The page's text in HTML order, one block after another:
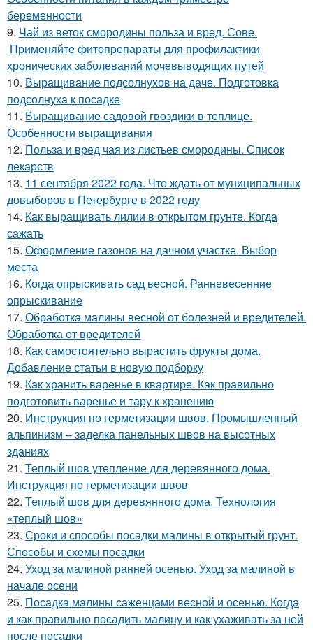
беременности
9. Чай из веток смородины польза и вред. Сове.
Применяйте фитопрепараты для профилактики
хронических заболеваний мочевыводящих путей
10. Выращивание подсолнухов на даче. Подготовка
подсолнуха к посадке
11. Выращивание садовой гвоздики в теплице.
Особенности выращивания
12. Польза и вред чая из листьев смородины. Список
лекарств
13. 11 сентября 2022 года. Что ждать от муниципальных
довыборов в Петербурге в 2022 году
14. Как выращивать лилии в открытом грунте. Когда
сажать
15. Оформление газонов на дачном участке. Выбор
места
16. Когда опрыскивать сад весной. Ранневесенние
опрыскивание
17. Обработка малины весной от болезней и вредителей.
Обработка от вредителей
18. Как самостоятельно вырастить фрукты дома.
Добавление статьи в новую подборку
19. Как хранить варенье в квартире. Как правильно
подготовить варенье и тару к хранению
20. Инструкция по герметизации швов. Промышленный
альпинизм – заделка панельных швов на высотных
зданиях
21. Теплый шов утепление для деревянного дома.
Инструкция по герметизации швов
22. Теплый шов для деревянного дома. Технология
«теплый шов»
23. Сроки и способы посадки малины в открытый грунт.
Способы и схемы посадки
24. Уход за малиной ранней осенью. Уход за малиной в
начале осени
25. Посадка малины саженцами весной и осенью. Когда
и как правильно посадить малину и как ухаживать за ней
после посадки